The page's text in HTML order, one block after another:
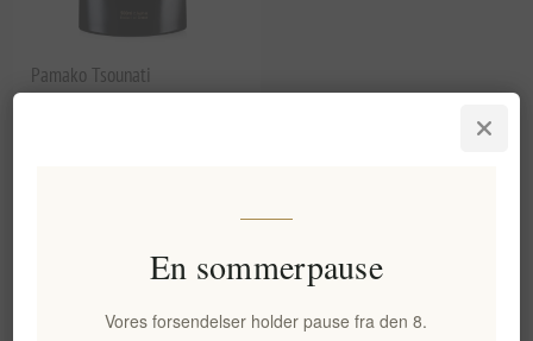
Pamako Tsounati
Monovarietal Mountain Extra
184,64 kr. eks. momsEn sommerpause
Vores forsendelser holder pause fra den 8.